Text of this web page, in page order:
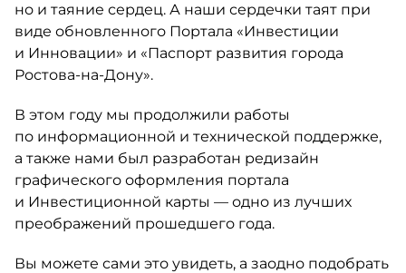
но и таяние сердец. А наши сердечки таят при
виде обновленного Портала «Инвестиции
и Инновации» и «Паспорт развития города
Ростова-на-Дону».
В этом году мы продолжили работы
по информационной и технической поддержке,
а также нами был разработан редизайн
графического оформления портала
и Инвестиционной карты — одно из лучших
преображений прошедшего года.
Вы можете сами это увидеть, а заодно подобрать